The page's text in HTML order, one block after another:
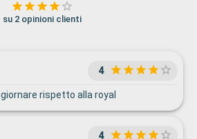
su 2 opinioni clienti
4
rispetto alla royal
4